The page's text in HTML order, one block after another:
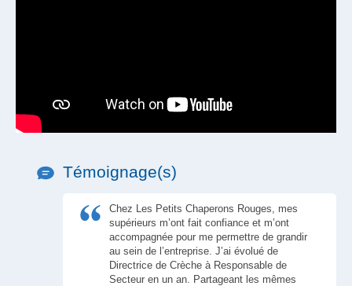
Témoignage(s)
Chez Les Petits Chaperons Rouges, mes
supérieurs m’ont fait confiance et m’ont
accompagnée pour me permettre de grandir
au sein de l’entreprise. J’ai évolué de
Directrice de Crèche à Responsable de
Secteur en un an. Partageant les mêmes